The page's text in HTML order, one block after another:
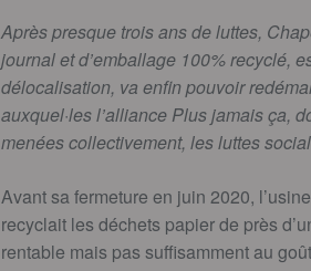
Après presque trois ans de luttes,
journal et d’emballage 100% recyclé,
délocalisation, va enfin pouvoir
auxquel·les l’alliance Plus jamais ça,
menées collectivement, les luttes
Avant sa fermeture en juin 2020,
recyclait les déchets papier de près
rentable mais pas suffisamment au